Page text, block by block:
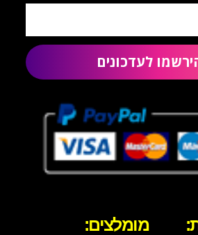
לעדכונים
מומלצים: